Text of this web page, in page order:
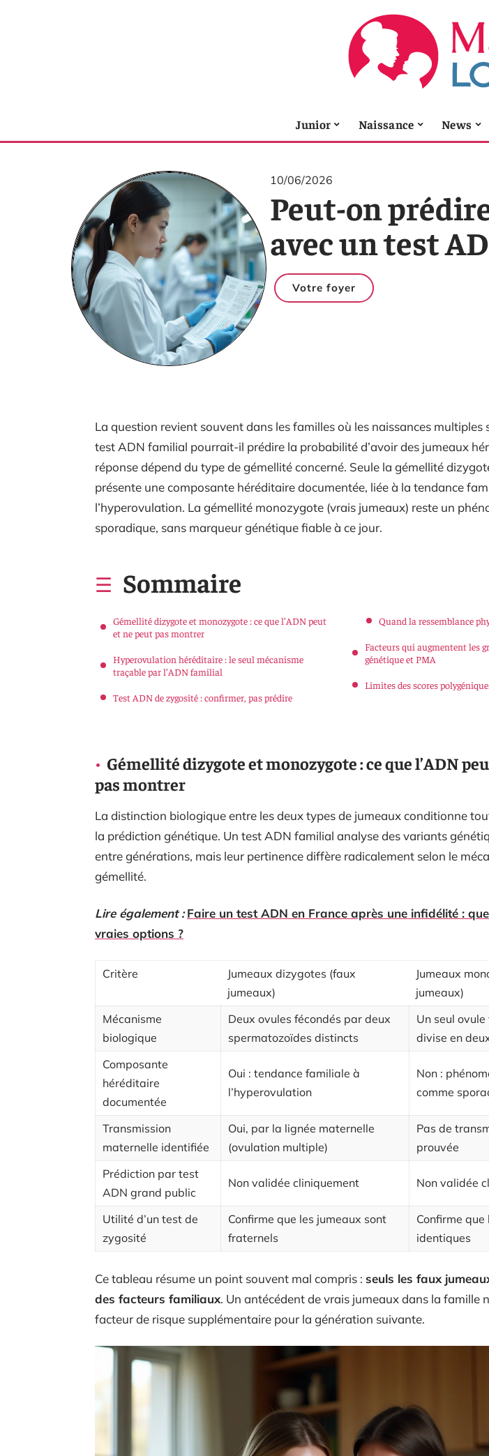
Junior Naissance News
10/06/2026
Peut-on
avec un test
Votre foyer
La question revient souvent dans les familles où les naissances multiples
test ADN familial pourrait-il prédire la probabilité d’avoir des jumeaux
réponse dépend du type de gémellité concerné. Seule la gémellité
présente une composante héréditaire documentée, liée à la tendance
l’hyperovulation. La gémellité monozygote (vrais jumeaux) reste un
sporadique, sans marqueur génétique fiable à ce jour.
Sommaire
Gémellité dizygote et monozygote : ce que l’ADN peut
et ne peut pas montrer
Hyperovulation héréditaire : le seul mécanisme
traçable par l’ADN familial
Test ADN de zygosité : confirmer, pas prédire
Quand la ressemblance
Facteurs qui augmentent les
génétique et PMA
Limites des scores
Gémellité dizygote et monozygote : ce que l’ADN
pas montrer
La distinction biologique entre les deux types de jumeaux conditionne
la prédiction génétique. Un test ADN familial analyse des variants
entre générations, mais leur pertinence diffère radicalement selon le
gémellité.
Lire également : Faire un test ADN en France après une infidélité :
vraies options ?
Critère
Jumeaux dizygotes (faux
jumeaux)
Jumeaux
jumeaux)
Mécanisme
biologique
Deux ovules fécondés par deux
spermatozoïdes distincts
Un seul
divise en
Composante
héréditaire
documentée
Oui : tendance familiale à
l’hyperovulation
Non :
comme
Transmission
maternelle identifiée
Oui, par la lignée maternelle
(ovulation multiple)
Pas de
prouvée
Prédiction par test
ADN grand public
Non validée cliniquement Non validée
Utilité d’un test de
zygosité
Confirme que les jumeaux sont
fraternels
Confirme
identiques
Ce tableau résume un point souvent mal compris : seuls les faux
des facteurs familiaux. Un antécédent de vrais jumeaux dans la famille
facteur de risque supplémentaire pour la génération suivante.